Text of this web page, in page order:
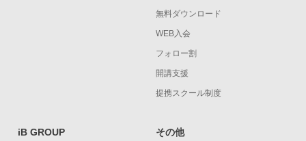
無料ダウンロード
WEB入会
フォロー割
開講支援
提携スクール制度
iB GROUP その他